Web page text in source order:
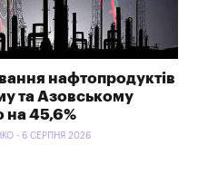
нафтопродуктів
та Азовському
на 45,6%
- 6 СЕРПНЯ 2026